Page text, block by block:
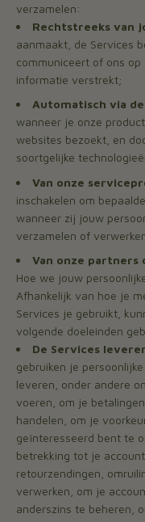
verzamelen:
Rechtstreeks van
aanmaakt, de Services
communiceert of ons
informatie verstrekt;
Automatisch via
wanneer je onze
websites bezoekt, en
soortgelijke
Van onze
inschakelen om
wanneer zij jouw
verzamelen of
Van onze
Hoe we jouw
Afhankelijk van hoe je
Services je gebruikt,
volgende doeleinden
De Services
gebruiken je
leveren, onder andere
voeren, om je
handelen, om je
geïnteresseerd bent te
betrekking tot je
retourzendingen,
verwerken, om je
anderszins te beheren,